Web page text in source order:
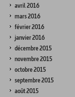
avril 2016
mars 2016
février 2016
janvier 2016
décembre 2015
novembre 2015
octobre 2015
septembre 2015
août 2015